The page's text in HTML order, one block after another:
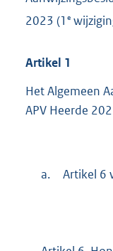
2023 (1 e
Artikel 1
Het Algemeen
APV Heerde
a. Artikel 6